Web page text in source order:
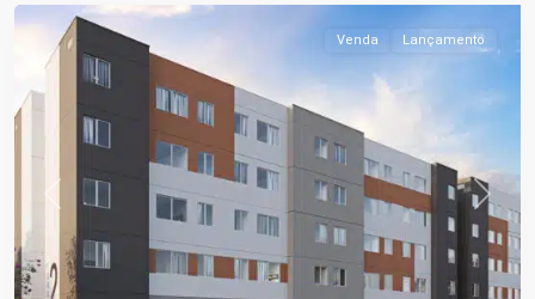
Previous Next
Venda Lançamento